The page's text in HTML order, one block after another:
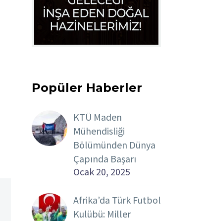
Popüler Haberler
KTÜ Maden
Mühendisliği
Bölümünden Dünya
Çapında Başarı
Ocak 20, 2025
Afrika’da Türk Futbol
Kulübü: Miller